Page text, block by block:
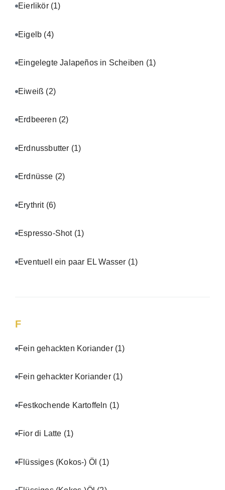
Eierlikör (1)
Eigelb (4)
Eingelegte Jalapeños in Scheiben (1)
Eiweiß (2)
Erdbeeren (2)
Erdnussbutter (1)
Erdnüsse (2)
Erythrit (6)
Espresso-Shot (1)
Eventuell ein paar EL Wasser (1)
F
Fein gehackten Koriander (1)
Fein gehackter Koriander (1)
Festkochende Kartoffeln (1)
Fior di Latte (1)
Flüssiges (Kokos-) Öl (1)